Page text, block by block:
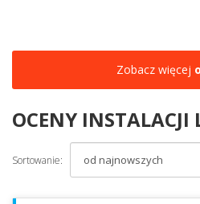
Zobacz więcej
OCENY INSTALACJI
Sortowanie: